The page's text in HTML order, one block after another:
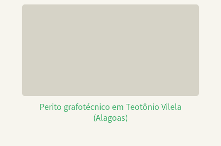
Perito grafotécnico em Teotônio Vilela
(Alagoas)